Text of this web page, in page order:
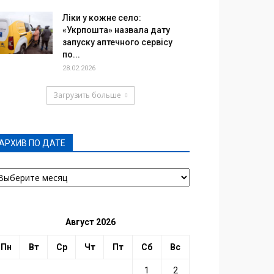
Ліки у кожне село:
«Укрпошта» назвала дату
запуску аптечного сервісу
по...
28.02.2026
Загрузить больше
ПО ДАТЕ
Август 2026
Пн Вт Ср Чт Пт Сб Вс
1 2